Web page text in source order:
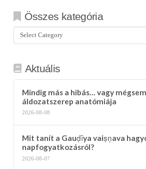
Összes kategória
Összes
kategória
Aktuális
Mindig más a hibás… vagy
áldozatszerep anatómiája
2026-08-08
Mit tanít a Gauḍīya vaiṣṇava
napfogyatkozásról?
2026-08-07